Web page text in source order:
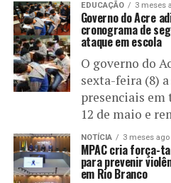
EDUCAÇÃO 3 meses
Governo do Acre
cronograma de
ataque em escola
O governo do
sexta-feira (8)
presenciais em
12 de maio e
NOTÍCIA 3 meses ago
MPAC cria força-
para prevenir
em Rio Branco